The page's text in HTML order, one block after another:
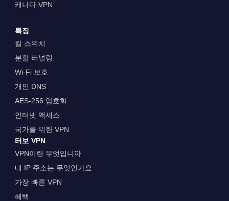
캐나다 VPN
특징
킬 스위치
분할 터널링
Wi-Fi 보호
개인 DNS
AES-256 암호화
인터넷 액세스
국가를 위한 VPN
터보 VPN
VPN이란 무엇입니까
내 IP 주소는 무엇인가요
가장 빠른 VPN
혜택